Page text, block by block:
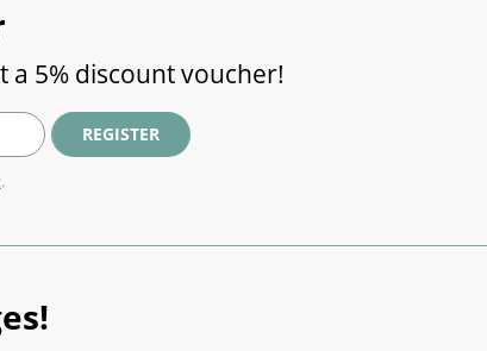
5% discount voucher!
REGISTER
.